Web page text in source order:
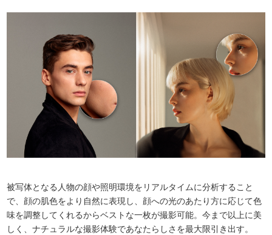
被写体となる人物の顔や照明環境をリアルタイムに分析すること
で、顔の肌色をより自然に表現し、顔への光のあたり方に応じて色
味を調整してくれるからベストな一枚が撮影可能。今まで以上に美
しく、ナチュラルな撮影体験であなたらしさを最大限引き出す。